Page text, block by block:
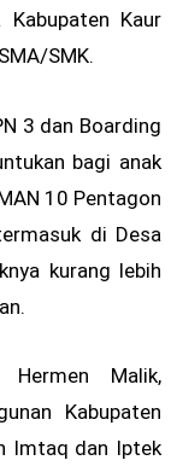
Kaur
SMK.
3 dan Boarding
bagi anak
10 Pentagon
di Desa
kurang lebih
Hermen Malik,
Kabupaten
Imtaq dan Iptek